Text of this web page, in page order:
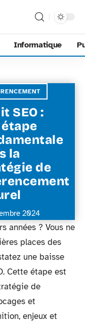
Informatique
SEO :
la
de
2024
années ? Vous ne
places des
une baisse
Cette étape est
de
et
enjeux et